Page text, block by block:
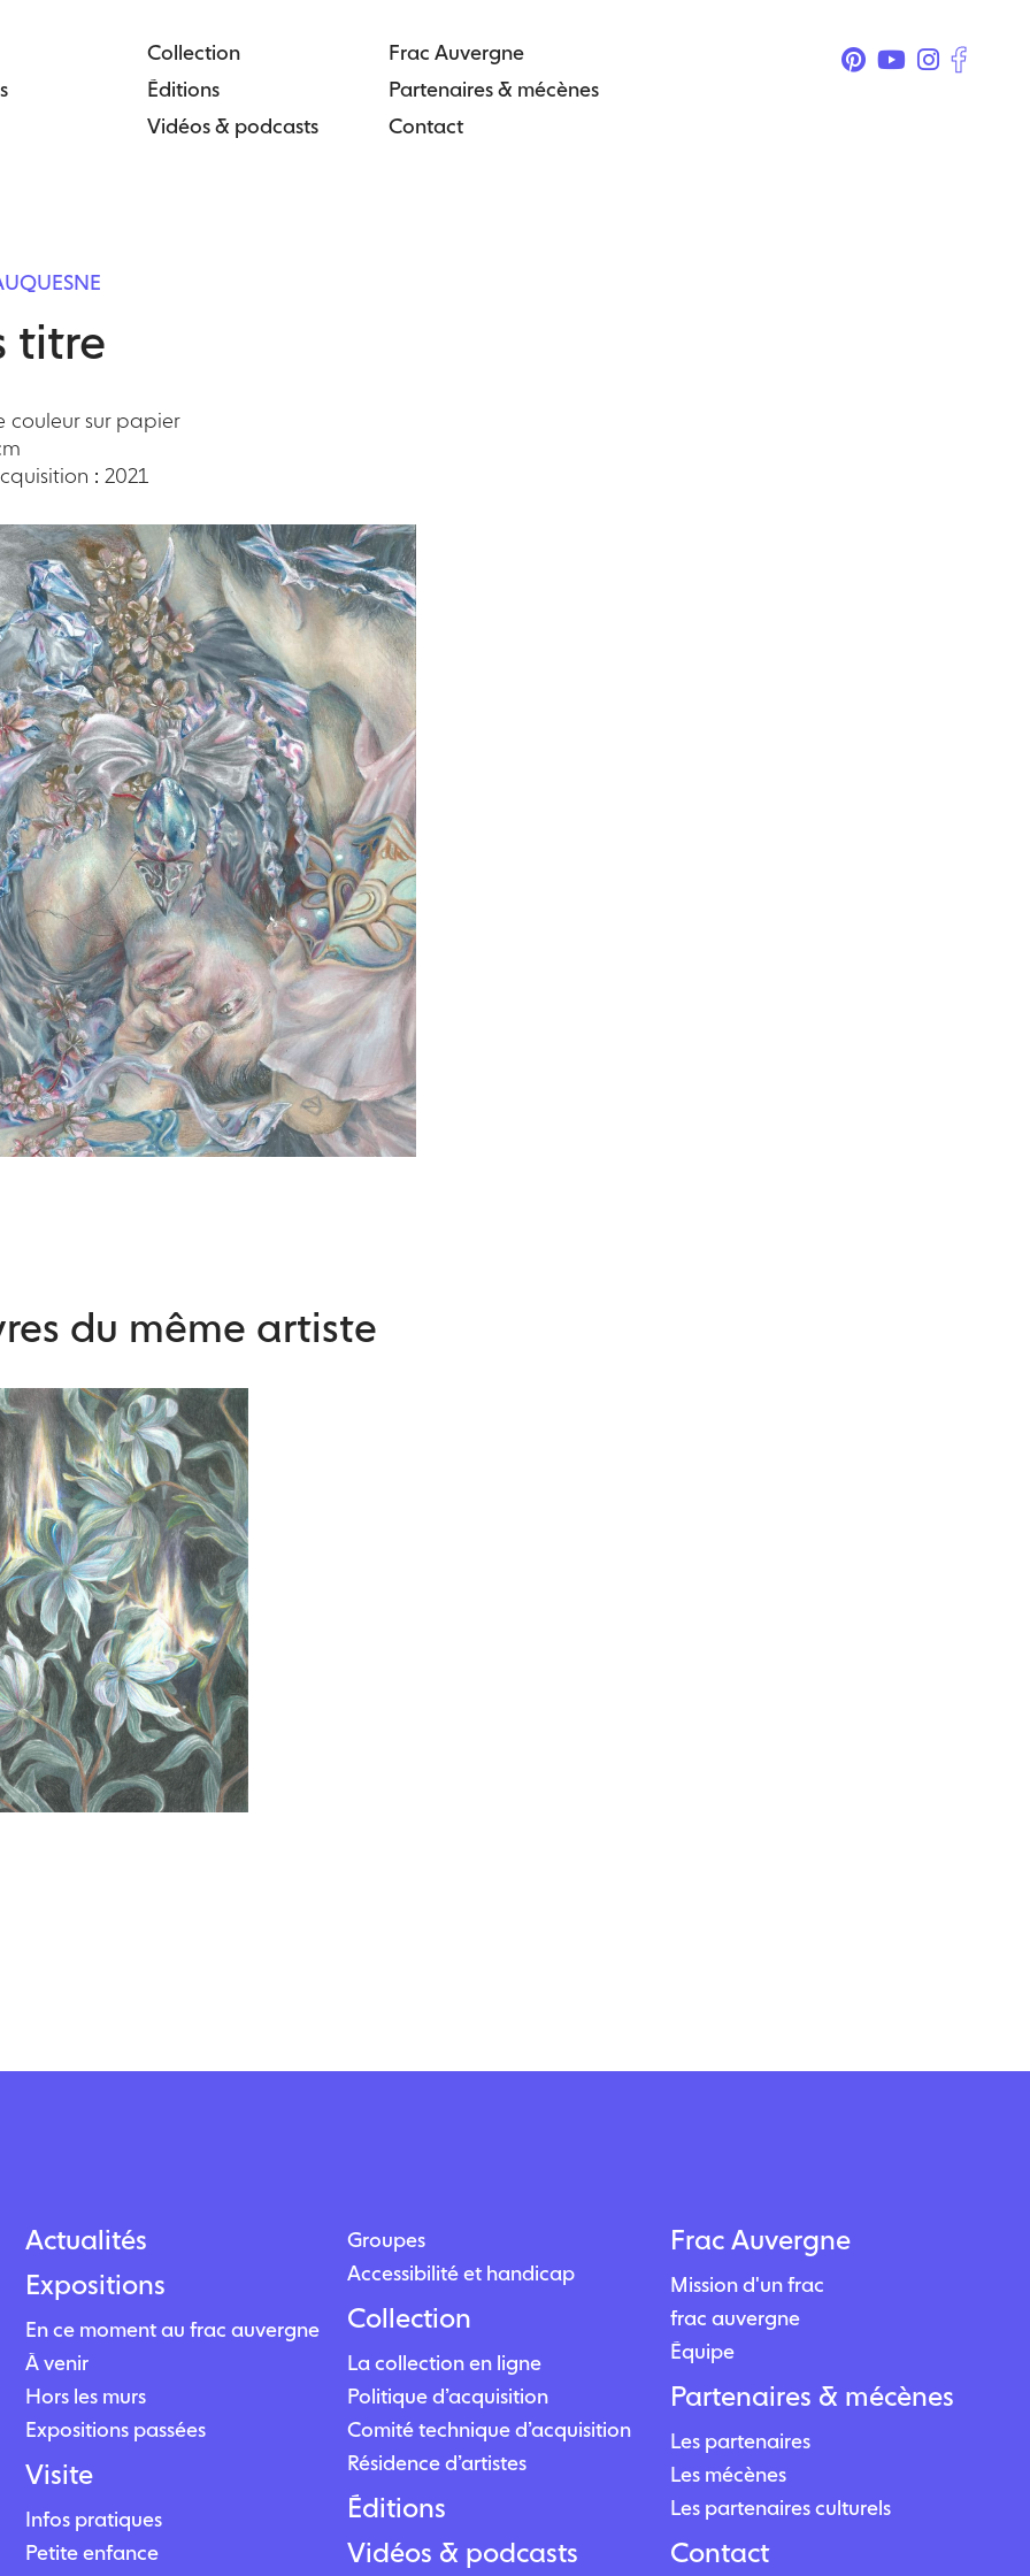
Collection
Éditions
Vidéos & podcasts
Frac Auvergne
Partenaires & mécènes
Contact
titre
couleur sur papier
: 2021
du même artiste
Actualités
Expositions
En ce moment au frac auvergne
À venir
Hors les murs
Expositions passées
Visite
Infos pratiques
Petite enfance
Groupes
Accessibilité et handicap
Collection
La collection en ligne
Politique d’acquisition
Comité technique d’acquisition
Résidence d’artistes
Éditions
Vidéos & podcasts
Frac Auvergne
Mission d'un frac
frac auvergne
Équipe
Partenaires & mécènes
Les partenaires
Les mécènes
Les partenaires culturels
Contact